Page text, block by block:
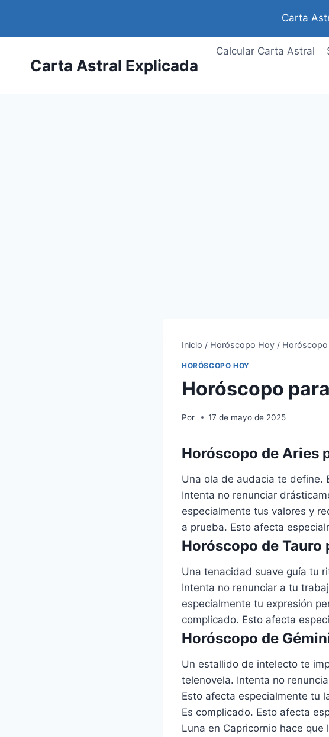
contenido
Carta
Carta Astral Explicada
Calcular Carta Astral
Inicio / Horóscopo Hoy /
HORÓSCOPO HOY
Horóscopo
Por 17 de mayo de 2025
Horóscopo de Aries
Una ola de audacia te define.
Intenta no renunciar
especialmente tus valores y
a prueba. Esto afecta
Horóscopo de Tauro
Una tenacidad suave guía tu
Intenta no renunciar a tu
especialmente tu expresión
complicado. Esto afecta
Horóscopo de
Un estallido de intelecto te
telenovela. Intenta no
Esto afecta especialmente tu
Es complicado. Esto afecta
Luna en Capricornio hace